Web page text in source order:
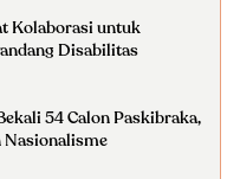
Kolaborasi untuk
Disabilitas
54 Calon Paskibraka,
Nasionalisme